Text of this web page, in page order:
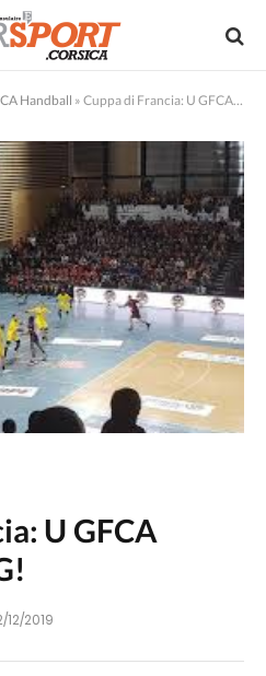
Handball » Cuppa di Francia: U GFCA ritruverà u PSG!
U GFCA
12/2019